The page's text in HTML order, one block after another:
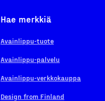
Hae merkkiä
Avainlippu-tuote
Avainlippu-palvelu
Avainlippu-verkkokauppa
Design from Finland